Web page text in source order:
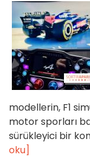
modellerin, F1
motor sporları
sürükleyici bir
oku]